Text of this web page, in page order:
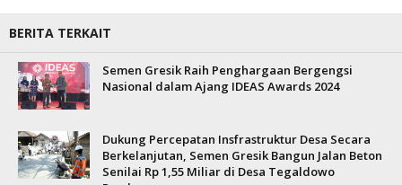
BERITA TERKAIT
Semen Gresik Raih Penghargaan Bergengsi
Nasional dalam Ajang IDEAS Awards 2024
Dukung Percepatan Insfrastruktur Desa Secara
Berkelanjutan, Semen Gresik Bangun Jalan Beton
Senilai Rp 1,55 Miliar di Desa Tegaldowo